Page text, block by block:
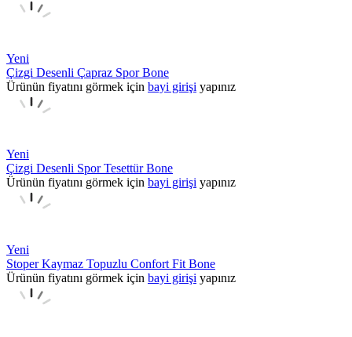
Yeni
Çizgi Desenli Çapraz Spor Bone
Ürünün fiyatını görmek için bayi girişi yapınız
Yeni
Çizgi Desenli Spor Tesettür Bone
Ürünün fiyatını görmek için bayi girişi yapınız
Yeni
Stoper Kaymaz Topuzlu Confort Fit Bone
Ürünün fiyatını görmek için bayi girişi yapınız